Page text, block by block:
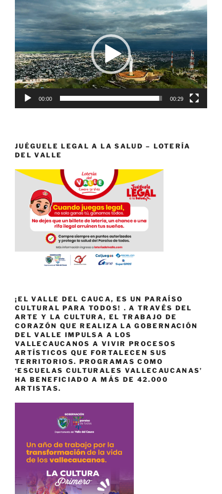
Reproductor
de
vídeo
00:00 00:29
JUÉGUELE LEGAL A LA SALUD – LOTERÍA
DEL VALLE
¡EL VALLE DEL CAUCA, ES UN PARAÍSO
CULTURAL PARA TODOS! . A TRAVÉS DEL
ARTE Y LA CULTURA, EL TRABAJO DE
CORAZÓN QUE REALIZA LA GOBERNACIÓN
DEL VALLE IMPULSA A LOS
VALLECAUCANOS A VIVIR PROCESOS
ARTÍSTICOS QUE FORTALECEN SUS
TERRITORIOS. PROGRAMAS COMO
‘ESCUELAS CULTURALES VALLECAUCANAS’
HA BENEFICIADO A MÁS DE 42.000
ARTISTAS.